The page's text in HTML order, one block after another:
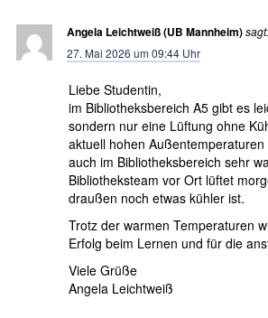
Angela Leichtweiß (UB Mannheim)sagt:
27. Mai 2026 um 09:44 Uhr
Liebe Studentin,
im Bibliotheksbereich A5 gibt es
sondern nur eine Lüftung ohne
aktuell hohen
auch im Bibliotheksbereich sehr
Bibliotheksteam vor Ort lüftet
draußen noch etwas kühler ist.
Trotz der warmen Temperaturen
Erfolg beim Lernen und für die
Viele Grüße
Angela Leichtweiß